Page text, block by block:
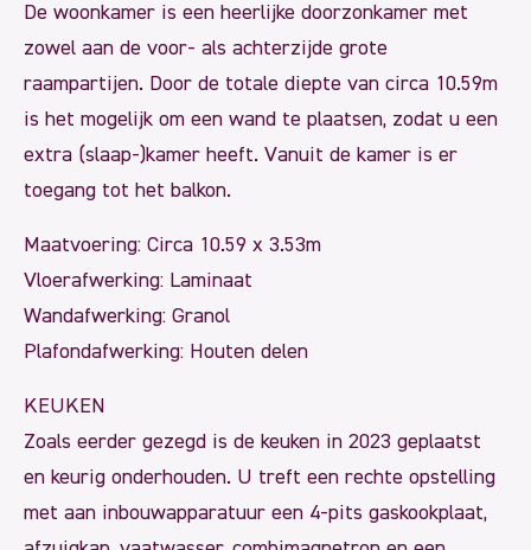
De woonkamer is een heerlijke doorzonkamer met
zowel aan de voor- als achterzijde grote
raampartijen. Door de totale diepte van circa 10.59m
is het mogelijk om een wand te plaatsen, zodat u een
extra (slaap-)kamer heeft. Vanuit de kamer is er
toegang tot het balkon.
Maatvoering: Circa 10.59 x 3.53m
Vloerafwerking: Laminaat
Wandafwerking: Granol
Plafondafwerking: Houten delen
KEUKEN
Zoals eerder gezegd is de keuken in 2023 geplaatst
en keurig onderhouden. U treft een rechte opstelling
met aan inbouwapparatuur een 4-pits gaskookplaat,